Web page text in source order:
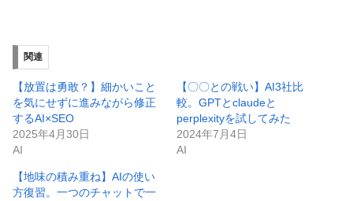
関連
【放置は勇敢？】細かいこと
を気にせずに進みながら修正
するAI×SEO
2025年4月30日
AI
【〇〇との戦い】AI3社比
較。GPTとclaudeと
perplexityを試してみた
2024年7月4日
AI
【地味の積み重ね】AIの使い
方復習。一つのチャットで一